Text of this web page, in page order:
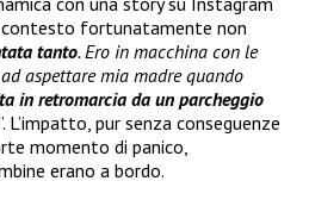
fortunatamente non
tanto. Ero in macchina con le
aspettare mia madre quando
in retromarcia da un parcheggio
L’impatto, pur senza conseguenze
momento di panico,
erano a bordo.